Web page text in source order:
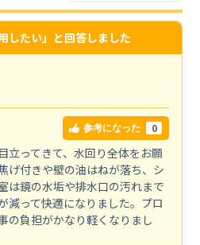
したい」と回答しました
参考になった 0
立ってきて、水回り全体をお願
げ付きや壁の油はねが落ち、シ
は鏡の水垢や排水口の汚れまで
減って快適になりました。プロ
の負担がかなり軽くなりまし